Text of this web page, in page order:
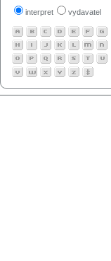
interpret vydavatel